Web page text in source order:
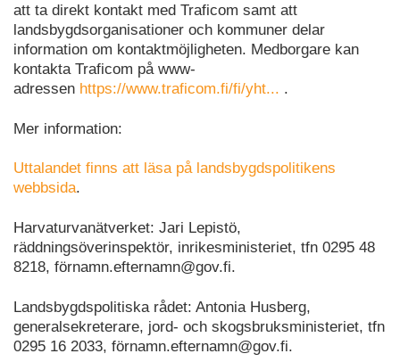
att ta direkt kontakt med Traficom samt att
landsbygdsorganisationer och kommuner delar
information om kontaktmöjligheten. Medborgare kan
kontakta Traficom på www-
adressen https://www.traficom.fi/fi/yht... .
Mer information:
Uttalandet finns att läsa på landsbygdspolitikens
webbsida.
Harvaturvanätverket: Jari Lepistö,
räddningsöverinspektör, inrikesministeriet, tfn 0295 48
8218, förnamn.efternamn@gov.fi.
Landsbygdspolitiska rådet: Antonia Husberg,
generalsekreterare, jord- och skogsbruksministeriet, tfn
0295 16 2033, förnamn.efternamn@gov.fi.